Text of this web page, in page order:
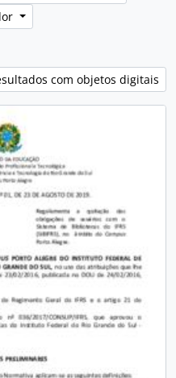
com objetos digitais